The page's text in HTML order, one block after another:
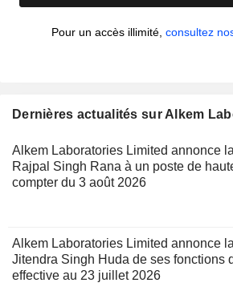
Pour un accès illimité, consultez
Dernières actualités sur Alkem
Alkem Laboratories Limited annonce
Rajpal Singh Rana à un poste de
compter du 3 août 2026
Alkem Laboratories Limited annonce
Jitendra Singh Huda de ses fonctions
effective au 23 juillet 2026